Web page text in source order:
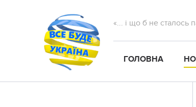
«... і що б не сталось
ГОЛОВНА